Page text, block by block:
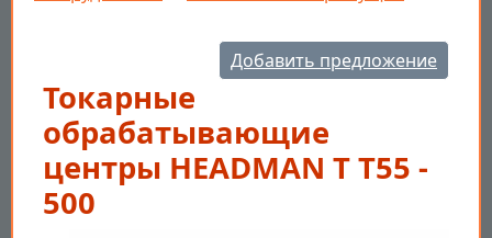
Добавить предложение
Токарные
обрабатывающие
центры HEADMAN Т T55 -
500